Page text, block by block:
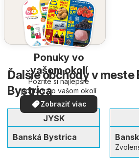
Ponuky vo
vašom okolí
Pozrite si najlepšie
ponuky vo vašom okolí
Zobraziť viac
Ďalšie obchody v meste
Bystrica
JYSK
Banská Bystrica